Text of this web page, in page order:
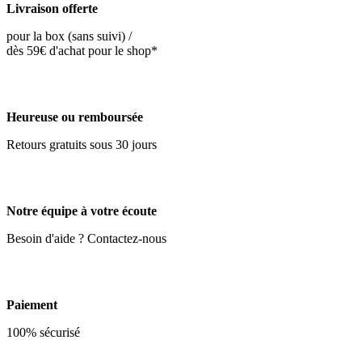
Livraison offerte
pour la box (sans suivi) /
dès 59€ d'achat pour le shop*
Heureuse ou remboursée
Retours gratuits sous 30 jours
Notre équipe à votre écoute
Besoin d'aide ? Contactez-nous
Paiement
100% sécurisé